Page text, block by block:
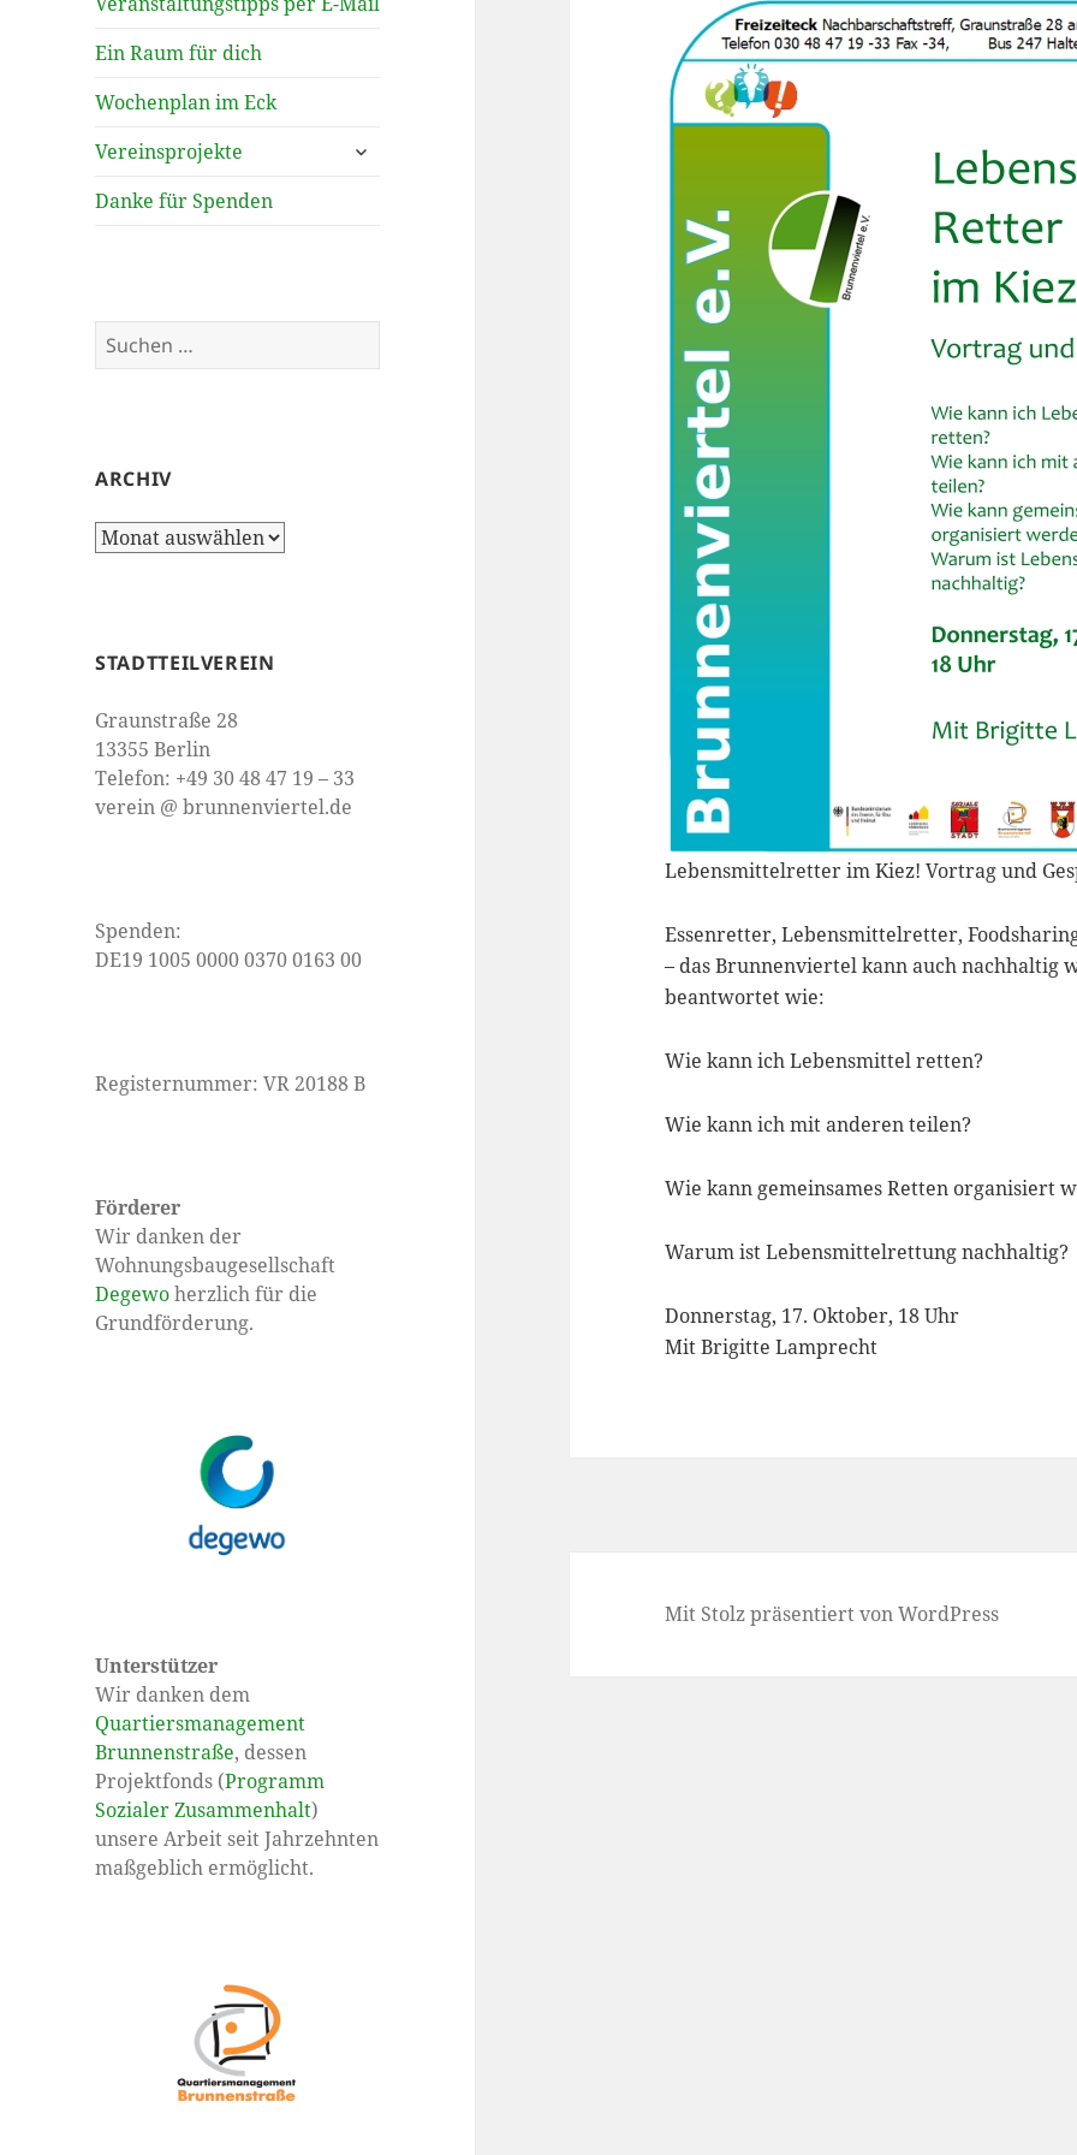
Ein Raum für dich
Wochenplan im Eck
Vereinsprojekte
untermenü
Danke für Spenden
Suchen
nach:
ARCHIV
Archiv
STADTTEILVEREIN
Graunstraße 28
13355 Berlin
Telefon: +49 30 48 47 19 – 33
verein @ brunnenviertel.de
Spenden:
DE19 1005 0000 0370 0163 00
Registernummer: VR 20188 B
Förderer
Wir danken der
Wohnungsbaugesellschaft
Degewoherzlich für die
Grundförderung.
Unterstützer
Wir danken dem
Quartiersmanagement
Brunnenstraße, dessen
Projektfonds (Programm
Sozialer Zusammenhalt)
unsere Arbeit seit Jahrzehnten
maßgeblich ermöglicht.
Lebensmittelretter im Kiez! Vortrag und
Essenretter, Lebensmittelretter,
– das Brunnenviertel kann auch nachhaltig
beantwortet wie:
Wie kann ich Lebensmittel retten?
Wie kann ich mit anderen teilen?
Wie kann gemeinsames Retten organisiert
Warum ist Lebensmittelrettung nachhaltig?
Donnerstag, 17. Oktober, 18 Uhr
Mit Brigitte Lamprecht
Mit Stolz präsentiert von WordPress